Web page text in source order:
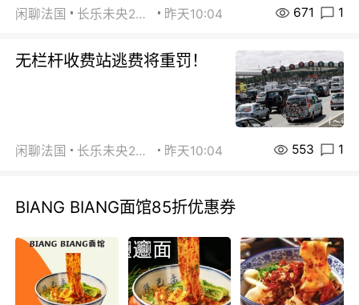
闲聊法国 长乐未央2015 昨天10:04 671 1
无栏杆收费站逃费将重罚！
闲聊法国 长乐未央2015 昨天10:04 553 1
BIANG BIANG面馆85折优惠券